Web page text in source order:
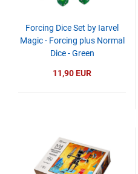
Forcing Dice Set by Iarvel
Magic - Forcing plus Normal
Dice - Green
11,90 EUR